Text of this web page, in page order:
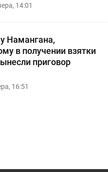
14:01
Намангана,
в получении взятки
приговор
16:51